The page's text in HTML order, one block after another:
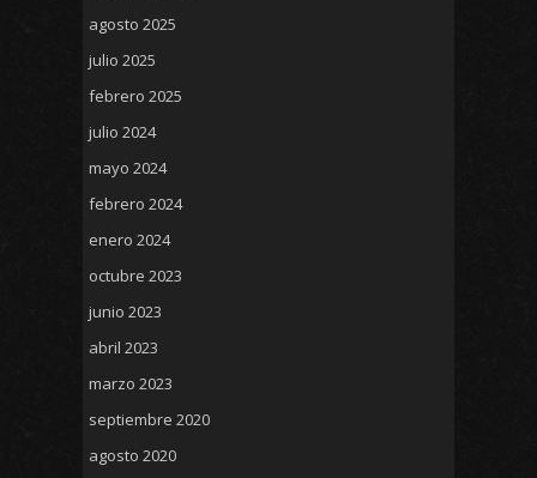
agosto 2025
julio 2025
febrero 2025
julio 2024
mayo 2024
febrero 2024
enero 2024
octubre 2023
junio 2023
abril 2023
marzo 2023
septiembre 2020
agosto 2020